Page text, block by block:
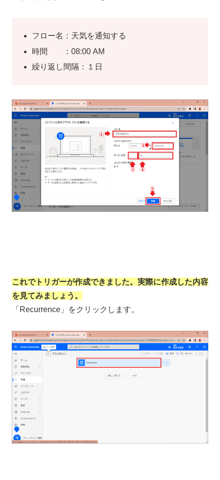
フロー名：天気を通知する
時間 ：08:00 AM
繰り返し間隔：１日
これでトリガーが作成できました。実際に作成した内容
を見てみましょう。
「Recurrence」をクリックします。